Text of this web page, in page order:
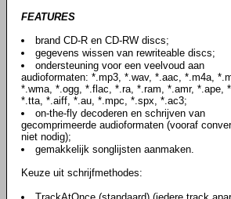
FEATURES
brand CD-R en CD-RW discs;
gegevens wissen van rewriteable discs;
ondersteuning voor een veelvoud aan
audioformaten: *.mp3, *.wav, *.aac, *.m4a,
*.wma, *.ogg, *.flac, *.ra, *.ram, *.amr, *.ape,
*.tta, *.aiff, *.au, *.mpc, *.spx, *.ac3;
on-the-fly decoderen en schrijven van
gecomprimeerde audioformaten (vooraf
niet nodig);
gemakkelijk songlijsten aanmaken.
Keuze uit schrijfmethodes: